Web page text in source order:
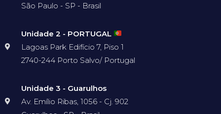
São Paulo - SP - Brasil
Unidade 2 - PORTUGAL
Lagoas Park Edifício 7, Piso 1
2740-244 Porto Salvo/ Portugal
Unidade 3 - Guarulhos
Av. Emílio Ribas, 1056 - Cj. 902